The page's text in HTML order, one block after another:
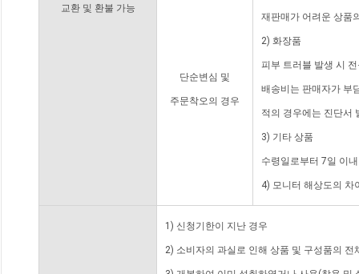
교환 및 환불 가능
단순변심 및
주문착오의 경우
재판매가 어려운 상품
2) 화장품
피부 트러블 발생 시
배송비는 판매자가 부
적의 경우에는 진단서
3) 기타 상품
수령일로부터 7일 이
4) 모니터 해상도의 차
1) 신청기한이 지난 경우
2) 소비자의 과실로 인해 상품 및 구성품의